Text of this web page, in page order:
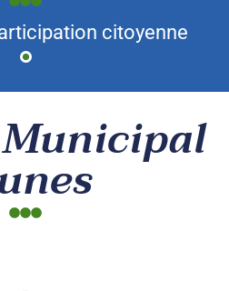
citoyenne